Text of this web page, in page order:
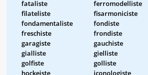
fataliste
ferromodelliste
filateliste
fisarmoniciste
fondamentaliste
fondiste
freschiste
frondiste
garagiste
gauchiste
gialliste
gielliste
golfiste
golliste
hockeiste
iconologiste